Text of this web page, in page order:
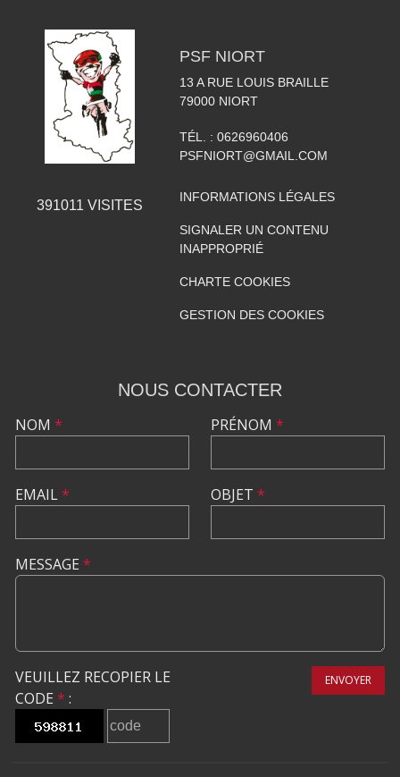
391011 VISITES
PSF NIORT
13 A RUE LOUIS BRAILLE
79000 NIORT
TÉL. : 0626960406
PSFNIORT@GMAIL.COM
INFORMATIONS LÉGALES
SIGNALER UN CONTENU
INAPPROPRIÉ
CHARTE COOKIES
GESTION DES COOKIES
NOUS CONTACTER
NOM *
EMAIL*
PRÉNOM *
OBJET *
MESSAGE *
VEUILLEZ RECOPIER LE
CODE * :
ENVOYER